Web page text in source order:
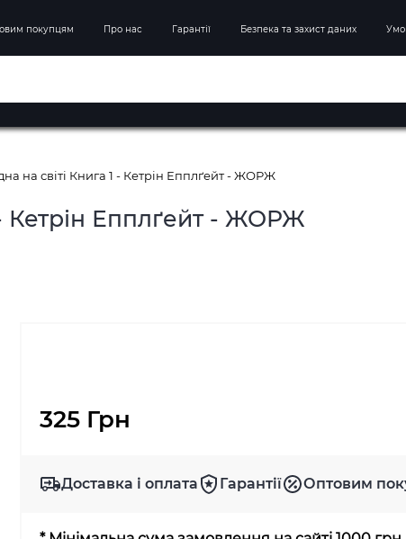
покупцям Про нас Гарантії Безпека та захист даних
на світі Книга 1 - Кетрін Епплґейт - ЖОРЖ
Кетрін Епплґейт - ЖОРЖ
325 Грн
Доставка і оплата Гарантії Оптовим